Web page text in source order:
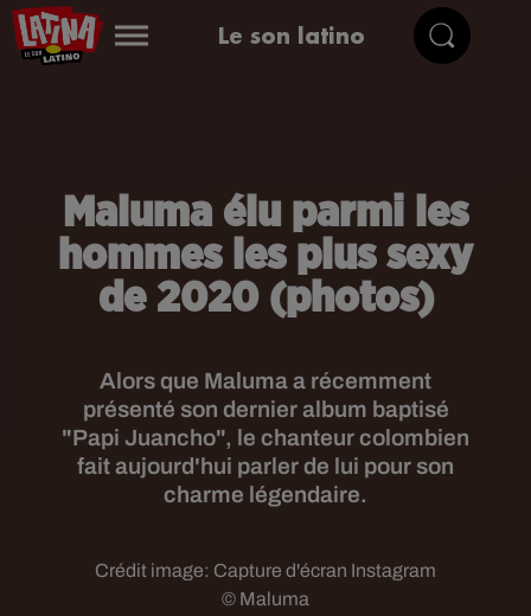
Le son latino
Maluma élu parmi les
hommes les plus sexy
de 2020 (photos)
Alors que Maluma a récemment
présenté son dernier album baptisé
"Papi Juancho", le chanteur colombien
fait aujourd'hui parler de lui pour son
charme légendaire.
Crédit image: Capture d'écran Instagram
© Maluma